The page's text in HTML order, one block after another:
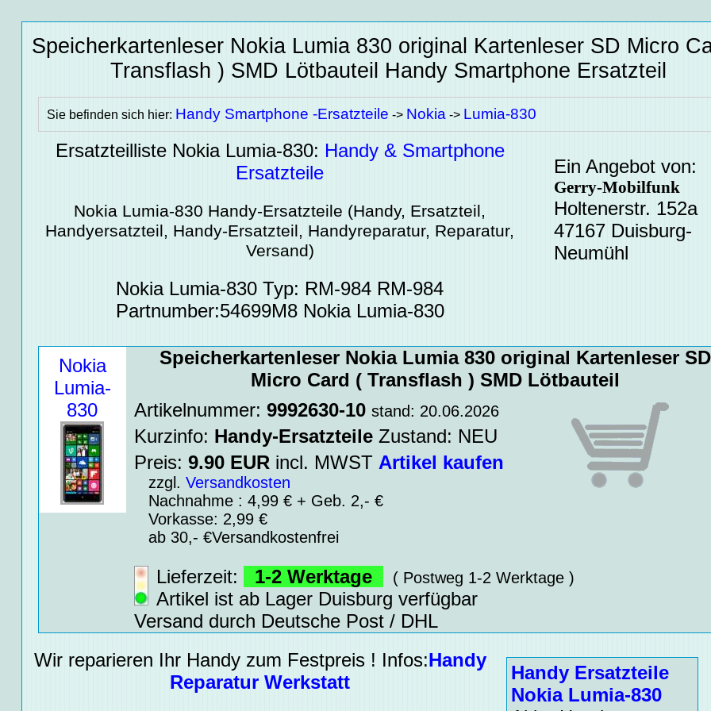
Speicherkartenleser Nokia Lumia 830 original Kartenleser SD Micro
Transflash ) SMD Lötbauteil Handy Smartphone Ersatzteil
Sie befinden sich hier: Handy Smartphone -Ersatzteile -> Nokia-> Lumia-830
Ersatzteilliste Nokia Lumia-830: Handy & Smartphone
Ersatzteile
Nokia Lumia-830 Handy-Ersatzteile (Handy, Ersatzteil,
Handyersatzteil, Handy-Ersatzteil, Handyreparatur, Reparatur,
Versand)
Nokia Lumia-830 Typ: RM-984 RM-984
Partnumber:54699M8 Nokia Lumia-830
Ein Angebot von:
Gerry-Mobilfunk
Holtenerstr. 152a
47167 Duisburg-
Neumühl
Nokia
Lumia-
830
Speicherkartenleser Nokia Lumia 830 original Kartenleser SD
Micro Card ( Transflash ) SMD Lötbauteil
Artikelnummer: 9992630-10 stand: 20.06.2026
Kurzinfo: Handy-Ersatzteile Zustand: NEU
Preis: 9.90EUR incl. MWST Artikel kaufen
zzgl. Versandkosten
Nachnahme : 4,99 € + Geb. 2,- €
Vorkasse: 2,99 €
ab 30,- €Versandkostenfrei
Lieferzeit: 1-2 Werktage ( Postweg 1-2 Werktage )
Artikel ist ab Lager Duisburg verfügbar
Versand durch Deutsche Post / DHL
Handy Ersatzteile
Nokia Lumia-830
Wir reparieren Ihr Handy zum Festpreis ! Infos:Handy
Reparatur Werkstatt